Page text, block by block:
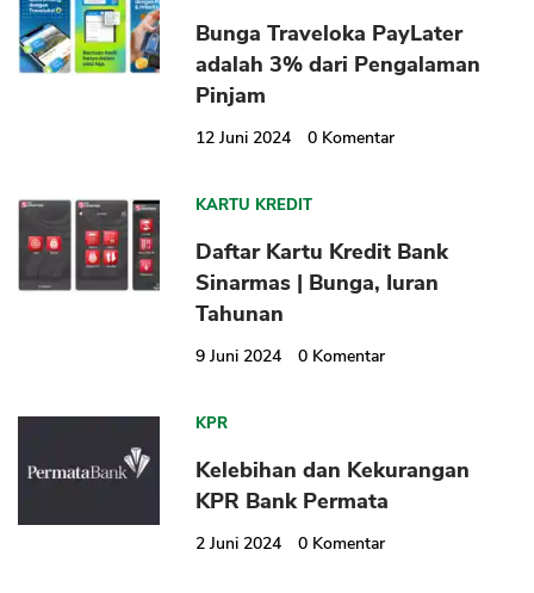
Bunga Traveloka PayLater
adalah 3% dari Pengalaman
Pinjam
12 Juni 2024 0 Komentar
KARTU KREDIT
Daftar Kartu Kredit Bank
Sinarmas | Bunga, Iuran
Tahunan
9 Juni 2024 0 Komentar
KPR
Kelebihan dan Kekurangan
KPR Bank Permata
2 Juni 2024 0 Komentar